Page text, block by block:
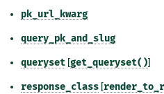
pk_url_kwarg
query_pk_and_slug
queryset [get_queryset()]
response_class [